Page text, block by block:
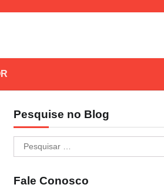
Pesquise no Blog
Pesquisar
por:
Fale Conosco